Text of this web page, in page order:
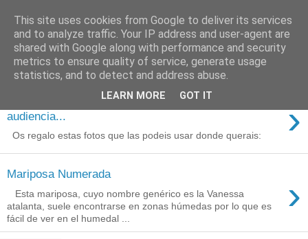
Está de pinga
3/8/26
Agradecimientos a Ares por su
audiencia...
›
Os regalo estas fotos que las podeis usar donde querais:
Mariposa Numerada ›
Esta mariposa, cuyo nombre genérico es la Vanessa
atalanta, suele encontrarse en zonas húmedas por lo que es
fácil de ver en el humedal ...
This site uses cookies from Google to deliver its services
and to analyze traffic. Your IP address and user-agent are
shared with Google along with performance and security
metrics to ensure quality of service, generate usage
statistics, and to detect and address abuse.
LEARN MORE GOT IT